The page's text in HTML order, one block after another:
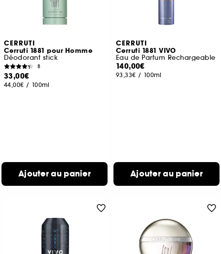
CERRUTI
Cerruti 1881 pour Homme
Déodorant stick
8
33,00€
44,00€ / 100ml
Ajouter au panier
CERRUTI
Cerruti 1881 VIVO
Eau de Parfum Rechargeable
140,00€
93,33€ / 100ml
Ajouter au panier